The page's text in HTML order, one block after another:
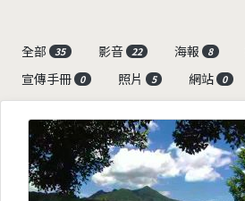
全部
35 影音 22 海報 8
宣傳手冊 0 照片 5 網站 0